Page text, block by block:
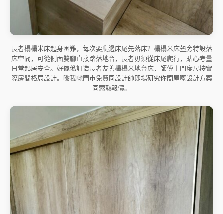
長者榻榻米床起身困難，每次要爬過床尾先落床？榻榻米床墊旁特設落
床空間，可從側面雙腳直接踏落地台，長者毋須從床尾爬行，貼心考量
日常起居安全。好傢俬訂造長者友善榻榻米地台床，師傅上門度尺按實
際房間格局設計。嚟我哋門市免費同設計師即場研究你間屋嘅設計方案
同索取報價。